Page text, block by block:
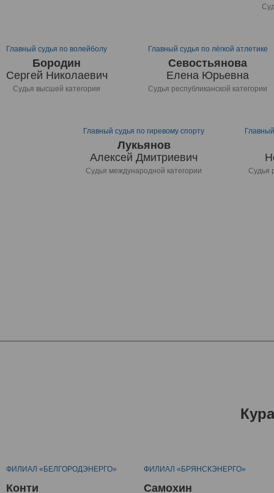
Главный судья по волейболу
Бородин
Сергей Николаевич
Судья высшей категории
Главный судья по лёгкой атлетике
Севостьянова
Елена Юрьевна
Судья республиканской категории
Главный судья по гиревому спорту
Лукьянов
Алексей Дмитриевич
Судья международной категории Судья
ФИЛИАЛ «БЕЛГОРОДЭНЕРГО»
Конти
ФИЛИАЛ «БРЯНСКЭНЕРГО»
Самохин